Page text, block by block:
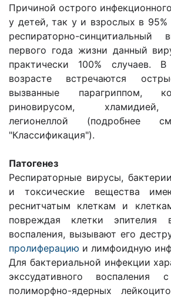
Причиной острого
у детей, так у и взрослых в 95%
респираторно-
первого года жизни данный
практически 100% случаев.
возрасте встречаются
вызванные парагриппом,
риновирусом, хламидией,
легионеллой (подробнее
"Классификация").
Патогенез
Респираторные вирусы,
и токсические вещества
реснитчатым клеткам и
повреждая клетки эпителия
воспаления, вызывают его
пролиферацию и лимфоидную
Для бактериальной инфекции
экссудативного воспаления
полиморфно-ядерных